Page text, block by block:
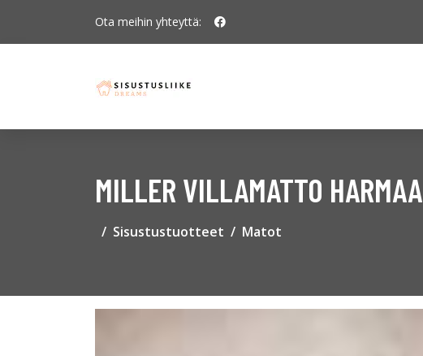
Ota meihin yhteyttä:
MILLER VILLAMATTO HARMAA
Sisustustuotteet Matot